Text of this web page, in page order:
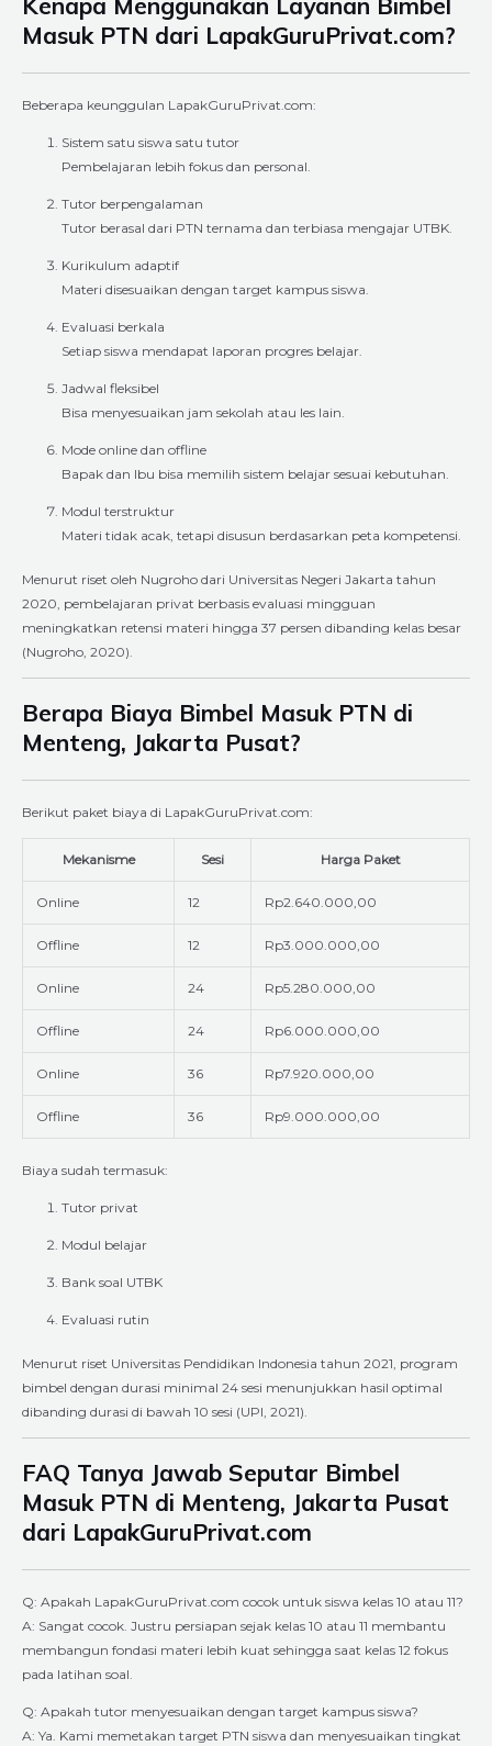
Masuk PTN dari LapakGuruPrivat.com?
Beberapa keunggulan LapakGuruPrivat.com:
Sistem satu siswa satu tutor
Pembelajaran lebih fokus dan personal.
Tutor berpengalaman
Tutor berasal dari PTN ternama dan terbiasa mengajar UTBK.
Kurikulum adaptif
Materi disesuaikan dengan target kampus siswa.
Evaluasi berkala
Setiap siswa mendapat laporan progres belajar.
Jadwal fleksibel
Bisa menyesuaikan jam sekolah atau les lain.
Mode online dan offline
Bapak dan Ibu bisa memilih sistem belajar sesuai kebutuhan.
Modul terstruktur
Materi tidak acak, tetapi disusun berdasarkan peta kompetensi.
Menurut riset oleh Nugroho dari Universitas Negeri Jakarta tahun
2020, pembelajaran privat berbasis evaluasi mingguan
meningkatkan retensi materi hingga 37 persen dibanding kelas besar
(Nugroho, 2020).
Berapa Biaya Bimbel Masuk PTN di
Menteng, Jakarta Pusat?
Berikut paket biaya di LapakGuruPrivat.com:
Mekanisme Sesi Harga Paket
Online 12 Rp2.640.000,00
Offline 12 Rp3.000.000,00
Online 24 Rp5.280.000,00
Offline 24 Rp6.000.000,00
Online 36 Rp7.920.000,00
Offline 36 Rp9.000.000,00
Biaya sudah termasuk:
Tutor privat
Modul belajar
Bank soal UTBK
Evaluasi rutin
Menurut riset Universitas Pendidikan Indonesia tahun 2021, program
bimbel dengan durasi minimal 24 sesi menunjukkan hasil optimal
dibanding durasi di bawah 10 sesi (UPI, 2021).
FAQ Tanya Jawab Seputar Bimbel
Masuk PTN di Menteng, Jakarta Pusat
dari LapakGuruPrivat.com
Q: Apakah LapakGuruPrivat.com cocok untuk siswa kelas 10 atau 11?
A: Sangat cocok. Justru persiapan sejak kelas 10 atau 11 membantu
membangun fondasi materi lebih kuat sehingga saat kelas 12 fokus
pada latihan soal.
Q: Apakah tutor menyesuaikan dengan target kampus siswa?
A: Ya. Kami memetakan target PTN siswa dan menyesuaikan tingkat